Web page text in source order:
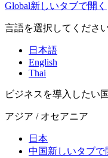
Global新しいタブで開く
言語を選択してください
日本語
English
Thai
ビジネスを導入したい
アジア / オセアニア
日本
中国新しいタブで